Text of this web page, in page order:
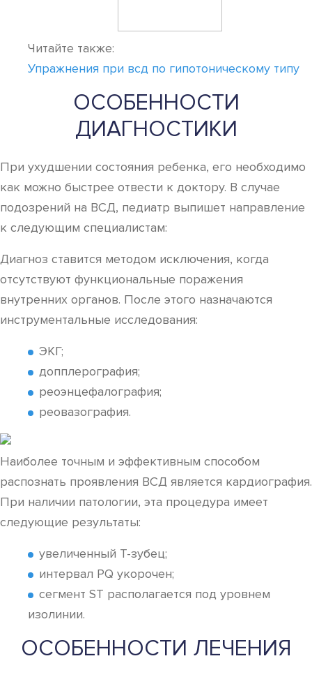
Читайте также:
Упражнения при всд по гипотоническому типу
ОСОБЕННОСТИ
ДИАГНОСТИКИ
При ухудшении состояния ребенка, его необходимо
как можно быстрее отвести к доктору. В случае
подозрений на ВСД, педиатр выпишет направление
к следующим специалистам:
Диагноз ставится методом исключения, когда
отсутствуют функциональные поражения
внутренних органов. После этого назначаются
инструментальные исследования:
ЭКГ;
допплерография;
реоэнцефалография;
реовазография.
Наиболее точным и эффективным способом
распознать проявления ВСД является кардиография.
При наличии патологии, эта процедура имеет
следующие результаты:
увеличенный Т-зубец;
интервал PQ укорочен;
сегмент ST располагается под уровнем
изолинии.
ОСОБЕННОСТИ ЛЕЧЕНИЯ